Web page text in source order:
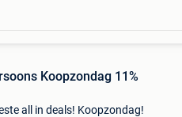
Koopzondag 11%
all in deals! Koopzondag!